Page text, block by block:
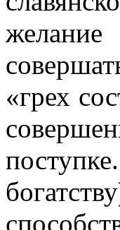
«грех